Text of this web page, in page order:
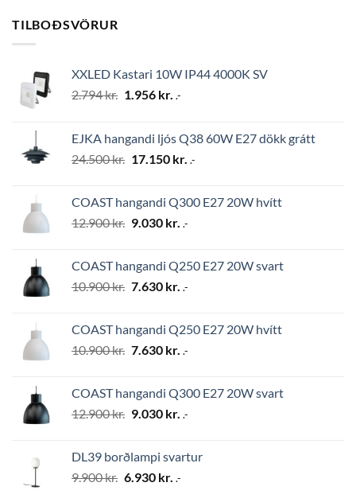
TILBOÐSVÖRUR
XXLED Kastari 10W IP44 4000K SV
2.794kr. Original
2.794 kr..
1.956 kr. Current
1.956 kr..
.-
EJKA hangandi ljós Q38 60W E27 dökk grátt
24.500kr. Original
24.500 kr..
17.150 kr. Current
17.150 kr..
.-
COAST hangandi Q300 E27 20W hvítt
12.900kr. Original
12.900 kr..
9.030 kr. Current
9.030 kr..
.-
COAST hangandi Q250 E27 20W svart
10.900kr. Original
10.900 kr..
7.630 kr. Current
7.630 kr..
.-
COAST hangandi Q250 E27 20W hvítt
10.900kr. Original
10.900 kr..
7.630 kr. Current
7.630 kr..
.-
COAST hangandi Q300 E27 20W svart
12.900kr. Original
12.900 kr..
9.030 kr. Current
9.030 kr..
.-
DL39 borðlampi svartur
9.900kr. Original
6.930 kr. Current
.-